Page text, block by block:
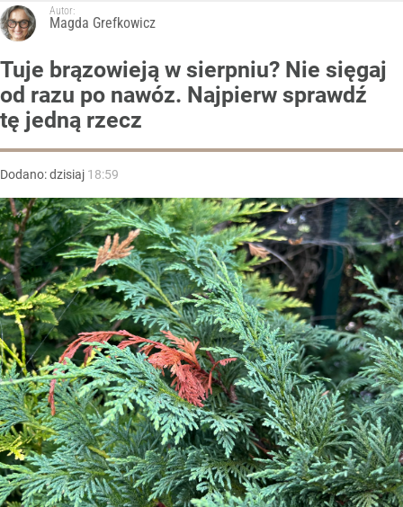
Autor:
Magda Grefkowicz
Tuje brązowieją w sierpniu? Nie sięgaj
od razu po nawóz. Najpierw sprawdź
tę jedną rzecz
Dodano:dzisiaj 18:59